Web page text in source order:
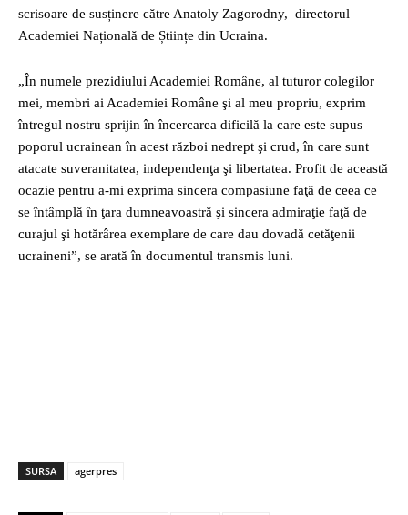
scrisoare de susținere către Anatoly Zagorodny, directorul
Academiei Națională de Științe din Ucraina.
„În numele prezidiului Academiei Române, al tuturor colegilor
mei, membri ai Academiei Române şi al meu propriu, exprim
întregul nostru sprijin în încercarea dificilă la care este supus
poporul ucrainean în acest război nedrept şi crud, în care sunt
atacate suveranitatea, independenţa şi libertatea. Profit de această
ocazie pentru a-mi exprima sincera compasiune faţă de ceea ce
se întâmplă în ţara dumneavoastră şi sincera admiraţie faţă de
curajul şi hotărârea exemplare de care dau dovadă cetăţenii
ucraineni”, se arată în documentul transmis luni.
SURSA agerpres